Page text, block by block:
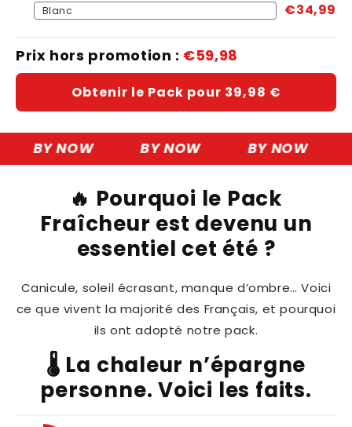
€34,99
Prix hors promotion : €59,98
Obtenir le Pack pour 39,98 €
BY NOW BY NOW BY NOW
🔥 Pourquoi le Pack
Fraîcheur est devenu un
essentiel cet été ?
Canicule, soleil écrasant, manque d’ombre… Voici
ce que vivent la majorité des Français, et pourquoi
ils ont adopté notre pack.
🌡️ La chaleur n’épargne
personne. Voici les faits.